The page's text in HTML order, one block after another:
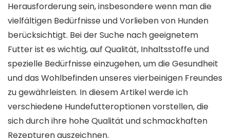
Herausforderung sein, insbesondere wenn man die
vielfältigen Bedürfnisse und Vorlieben von Hunden
berücksichtigt. Bei der Suche nach geeignetem
Futter ist es wichtig, auf Qualität, Inhaltsstoffe und
spezielle Bedürfnisse einzugehen, um die Gesundheit
und das Wohlbefinden unseres vierbeinigen Freundes
zu gewährleisten. In diesem Artikel werde ich
verschiedene Hundefutteroptionen vorstellen, die
sich durch ihre hohe Qualität und schmackhaften
Rezepturen auszeichnen.